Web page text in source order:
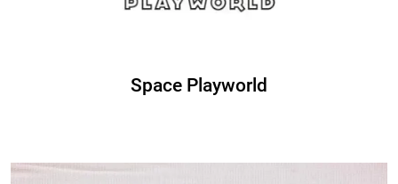
Space Playworld